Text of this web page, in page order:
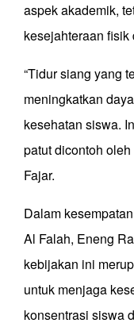
aspek akademik,
kesejahteraan
“Tidur siang yang
meningkatkan
kesehatan siswa.
patut dicontoh
Fajar.
Dalam
Al Falah, Eneng
kebijakan ini
untuk menjaga
konsentrasi siswa